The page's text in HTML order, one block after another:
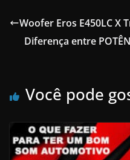
Woofer Eros E450LC X
Diferença entre
Você pode